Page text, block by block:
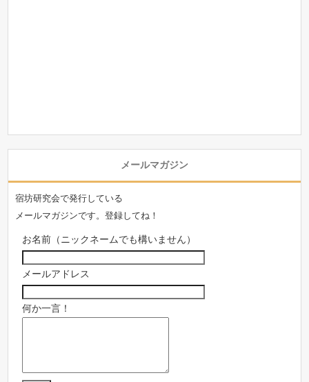
メールマガジン
宿坊研究会で発行している
メールマガジンです。登録してね！
お名前（ニックネームでも構いません）
メールアドレス
何か一言！